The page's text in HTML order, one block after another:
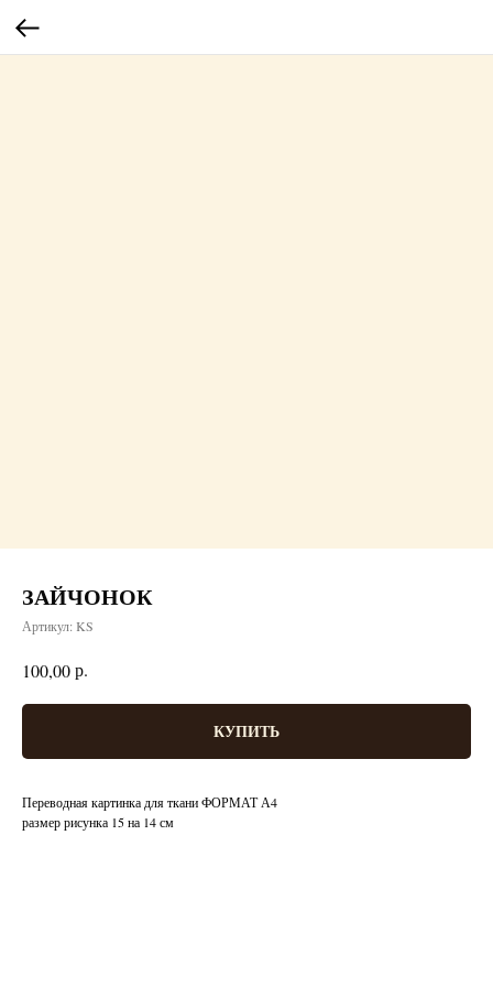
ЗАЙЧОНОК
Артикул: KS
100,00р.
КУПИТЬ
Переводная картинка для ткани ФОРМАТ А4
размер рисунка 15 на 14 см